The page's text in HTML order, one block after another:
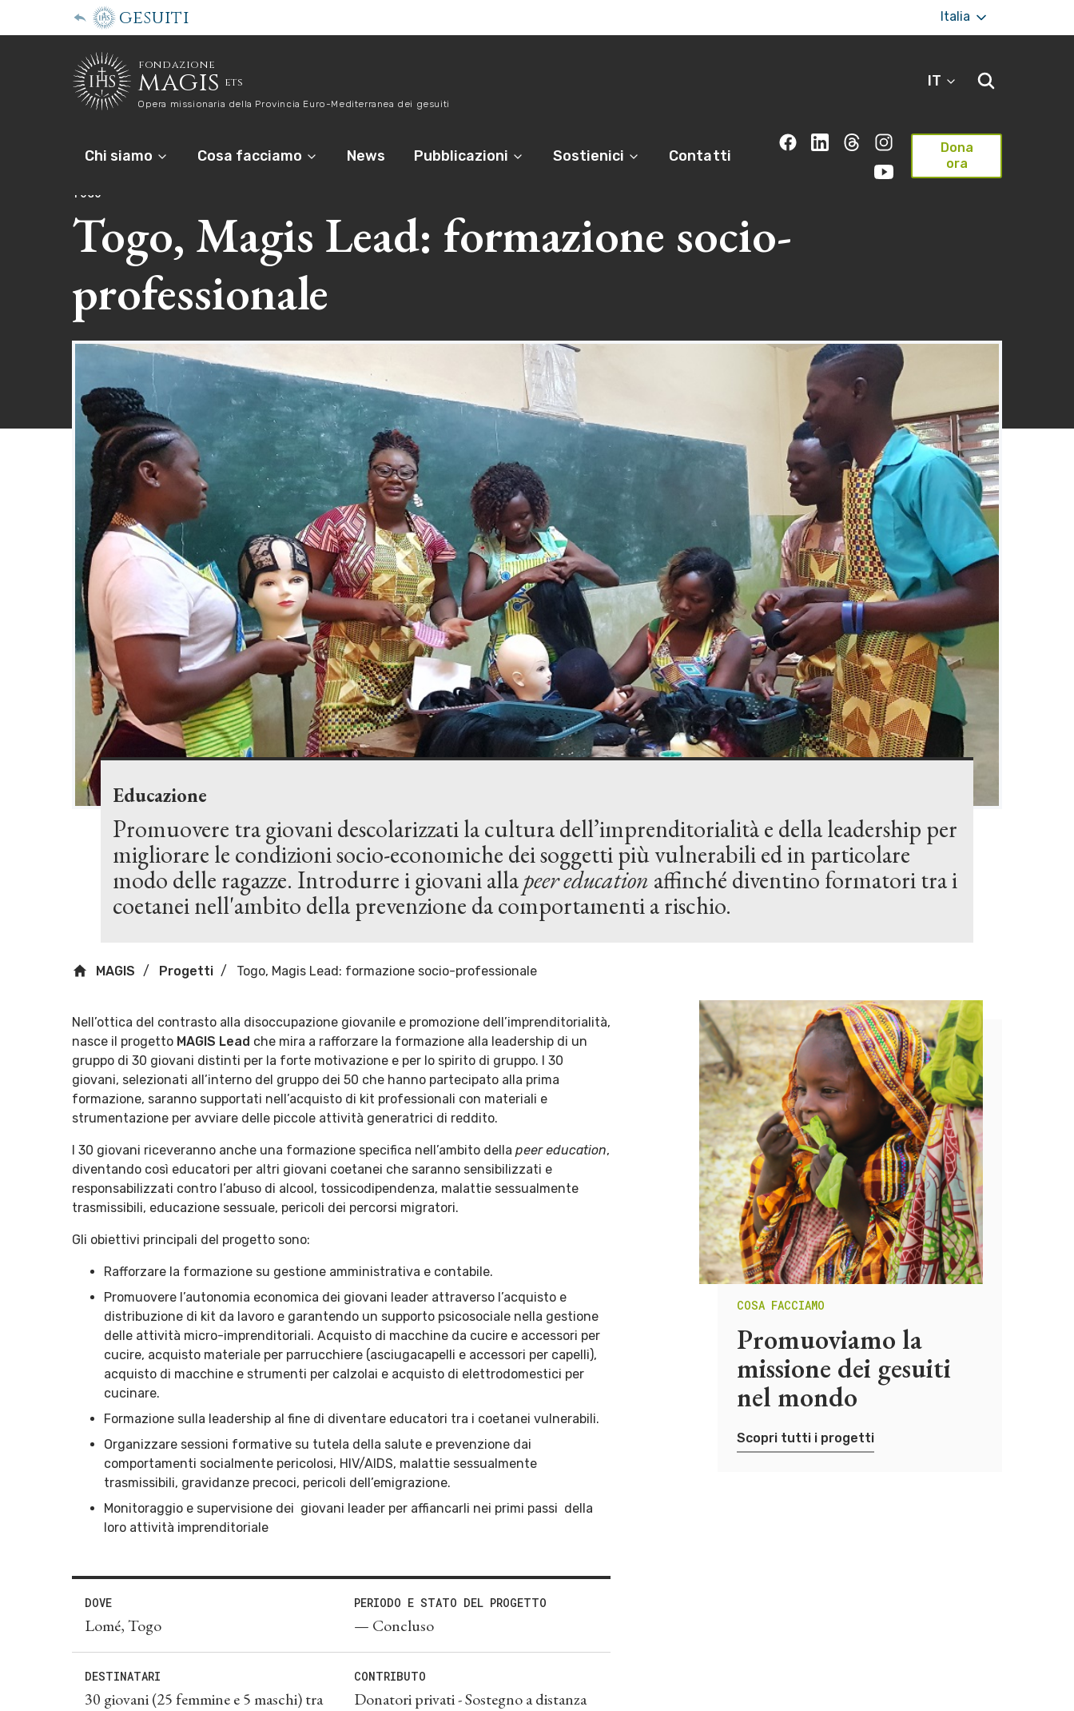
gesuiti Italia
fondazione
magis ets
Opera missionaria della Provincia Euro-Mediterranea dei gesuiti
IT
Chi siamo Cosa facciamo News Pubblicazioni Sostienici Contatti
Dona
ora
TOGO
Togo, Magis Lead: formazione socio-
professionale
Educazione
Promuovere tra giovani descolarizzati la cultura dell’imprenditorialità e della leadership per
migliorare le condizioni socio-economiche dei soggetti più vulnerabili ed in particolare
modo delle ragazze. Introdurre i giovani allapeer education affinché diventino formatori tra i
coetanei nell'ambito della prevenzione da comportamenti a rischio.
MAGIS Progetti Togo, Magis Lead: formazione socio-professionale
Nell’ottica del contrasto alla disoccupazione giovanile e promozione dell’imprenditorialità,
nasce il progetto MAGIS Lead che mira a rafforzare la formazione alla leadership di un
gruppo di 30 giovani distinti per la forte motivazione e per lo spirito di gruppo. I 30
giovani, selezionati all’interno del gruppo dei 50 che hanno partecipato alla prima
formazione, saranno supportati nell’acquisto di kit professionali con materiali e
strumentazione per avviare delle piccole attività generatrici di reddito.
I 30 giovani riceveranno anche una formazione specifica nell’ambito della peer education,
diventando così educatori per altri giovani coetanei che saranno sensibilizzati e
responsabilizzati contro l’abuso di alcool, tossicodipendenza, malattie sessualmente
trasmissibili, educazione sessuale, pericoli dei percorsi migratori.
Gli obiettivi principali del progetto sono:
Rafforzare la formazione su gestione amministrativa e contabile.
Promuovere l’autonomia economica dei giovani leader attraverso l’acquisto e
distribuzione di kit da lavoro e garantendo un supporto psicosociale nella gestione
delle attività micro-imprenditoriali. Acquisto di macchine da cucire e accessori per
cucire, acquisto materiale per parrucchiere (asciugacapelli e accessori per capelli),
acquisto di macchine e strumenti per calzolai e acquisto di elettrodomestici per
cucinare.
Formazione sulla leadership al fine di diventare educatori tra i coetanei vulnerabili.
Organizzare sessioni formative su tutela della salute e prevenzione dai
comportamenti socialmente pericolosi, HIV/AIDS, malattie sessualmente
trasmissibili, gravidanze precoci, pericoli dell’emigrazione.
Monitoraggio e supervisione dei giovani leader per affiancarli nei primi passi della
loro attività imprenditoriale
DOVE
Lomé, Togo
PERIODO E STATO DEL PROGETTO
— Concluso
DESTINATARI
30 giovani (25 femmine e 5 maschi) tra
CONTRIBUTO
Donatori privati - Sostegno a distanza
COSA FACCIAMO
Promuoviamo la
missione dei gesuiti
nel mondo
Scopri tutti i progetti